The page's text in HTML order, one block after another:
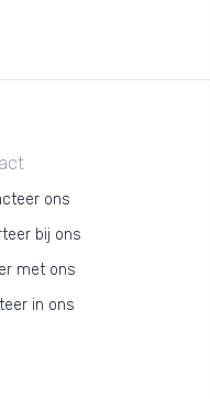
ons
bij ons
met ons
in ons